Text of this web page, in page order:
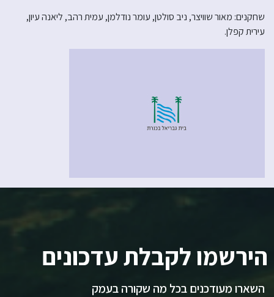
שחקנים: מאור שוויצר, ניב סולטן, עומר נודלמן, עמית רהב, ליאנה עיון,
עירית קפלן.
הירשמו לקבלת עדכונים
השארו מעודכנים בכל מה שקורה בעמק